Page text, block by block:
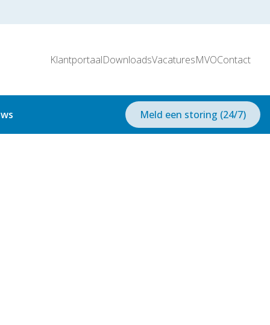
KlantportaalDownloadsVacaturesMVOContact
Meld een storing (24/7)